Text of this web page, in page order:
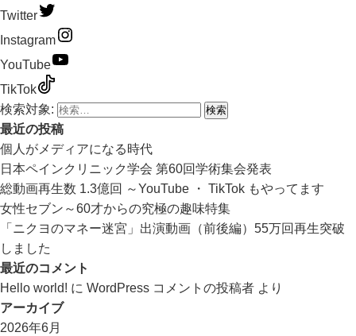
Twitter
Instagram
YouTube
TikTok
検索対象:
最近の投稿
個人がメディアになる時代
日本ペインクリニック学会 第60回学術集会発表
総動画再生数 1.3億回 ～YouTube ・ TikTok もやってます
女性セブン～60才からの究極の趣味特集
「ニクヨのマネー迷宮」出演動画（前後編）55万回再生突破
しました
最近のコメント
Hello world! に WordPress コメントの投稿者 より
アーカイブ
2026年6月